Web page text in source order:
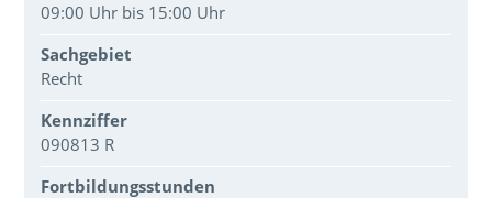
09:00 Uhr bis 15:00 Uhr
Sachgebiet
Recht
Kennziffer
090813 R
Fortbildungsstunden